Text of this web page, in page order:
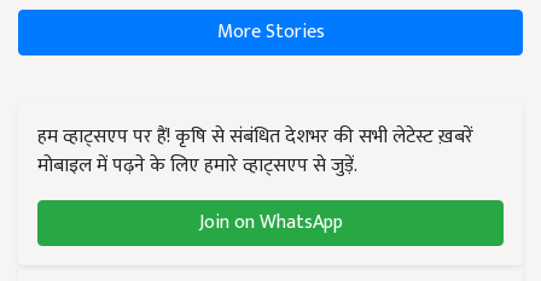
More Stories
हम व्हाट्सएप पर हैं! कृषि से संबंधित देशभर की सभी लेटेस्ट ख़बरें
मोबाइल में पढ़ने के लिए हमारे व्हाट्सएप से जुड़ें.
Join on WhatsApp